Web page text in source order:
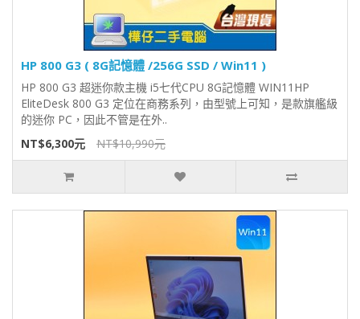
HP 800 G3 ( 8G記憶體 /256G SSD / Win11 )
HP 800 G3 超迷你款主機 i5七代CPU 8G記憶體 WIN11HP
EliteDesk 800 G3 定位在商務系列，由型號上可知，是款旗艦級
的迷你 PC，因此不管是在外..
NT$6,300元
NT$10,990元